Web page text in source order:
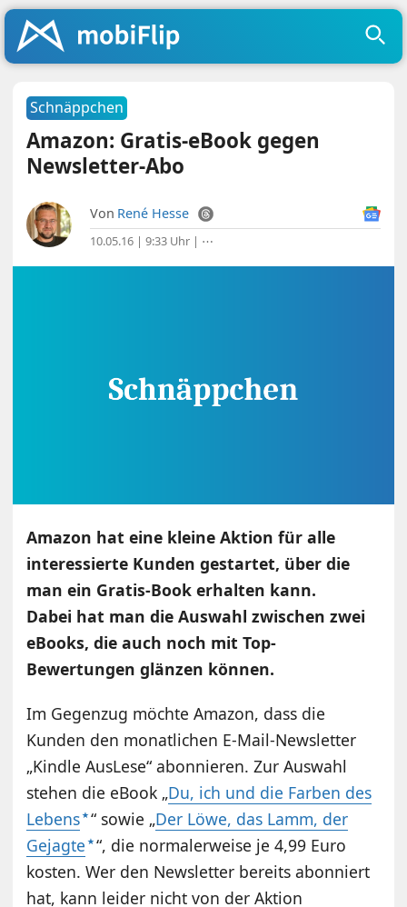
Schnäppchen
Amazon: Gratis-eBook gegen
Newsletter-Abo
Von René Hesse
10.05.16 | 9:33 Uhr | ⋯
Amazon hat eine kleine Aktion für alle
interessierte Kunden gestartet, über die
man ein Gratis-Book erhalten kann.
Dabei hat man die Auswahl zwischen zwei
eBooks, die auch noch mit Top-
Bewertungen glänzen können.
Im Gegenzug möchte Amazon, dass die
Kunden den monatlichen E-Mail-Newsletter
„Kindle AusLese“ abonnieren. Zur Auswahl
stehen die eBook „Du, ich und die Farben des
Lebens “ sowie „Der Löwe, das Lamm, der
Gejagte “, die normalerweise je 4,99 Euro
kosten. Wer den Newsletter bereits abonniert
hat, kann leider nicht von der Aktion